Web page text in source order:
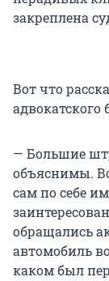
закреплена
Вот что
адвокатского
— Большие
объяснимы.
сам по себе
обращались
автомобиль
каком был